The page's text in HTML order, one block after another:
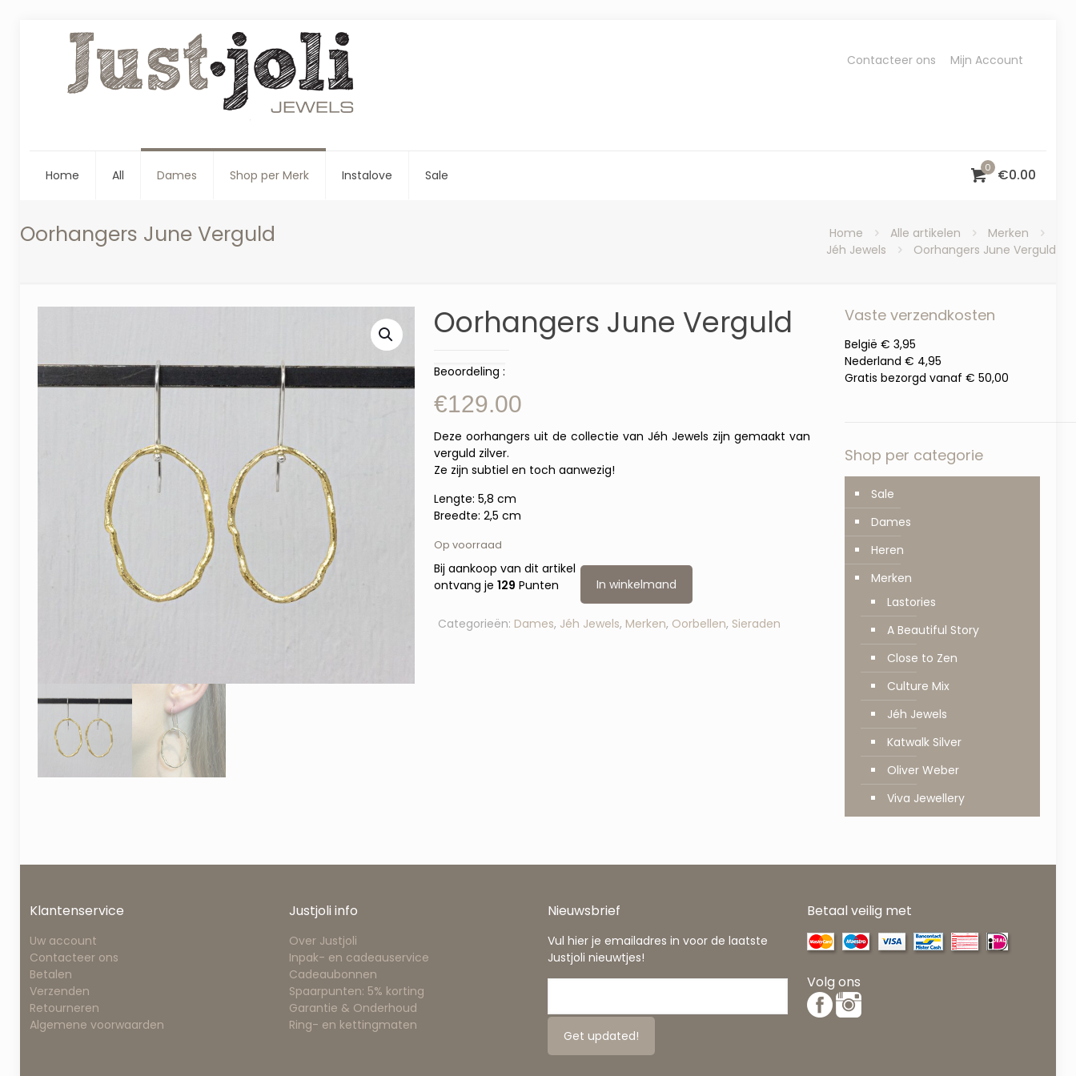
Home All Dames Shop per Merk Instalove Sale
Contacteer ons Mijn Account
0 €0.00
Oorhangers June Verguld Home Alle artikelen
Merken
Jéh Jewels
Oorhangers June Verguld
Oorhangers June Verguld
Beoordeling :
€129.00
Deze oorhangers uit de collectie van Jéh Jewels zijn gemaakt van
verguld zilver.
Ze zijn subtiel en toch aanwezig!
Lengte: 5,8 cm
Breedte: 2,5 cm
Op voorraad
Bij aankoop van dit artikel
ontvang je 129 Punten In winkelmand
Categorieën: Dames, Jéh Jewels, Merken, Oorbellen, Sieraden
Vaste verzendkosten
België € 3,95
Nederland € 4,95
Gratis bezorgd vanaf € 50,00
Shop per categorie
Sale
Dames
Heren
Merken
Lastories
A Beautiful Story
Close to Zen
Culture Mix
Jéh Jewels
Katwalk Silver
Oliver Weber
Viva Jewellery
Klantenservice
Uw account
Contacteer ons
Betalen
Verzenden
Retourneren
Algemene voorwaarden
Justjoli info
Over Justjoli
Inpak- en cadeauservice
Cadeaubonnen
Spaarpunten: 5% korting
Garantie & Onderhoud
Ring- en kettingmaten
Nieuwsbrief
Vul hier je emailadres in voor de laatste
Justjoli nieuwtjes!
Betaal veilig met
Volg ons